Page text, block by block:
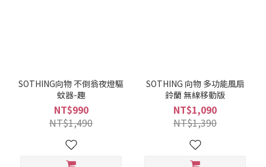
SOTHING向物 不倒翁夜燈驅
蚊器-趣
NT$990
NT$1,490
SOTHING 向物 多功能風扇
鈴蘭 無線移動版
NT$1,090
NT$1,390